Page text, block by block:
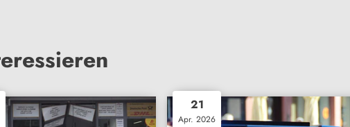
21
Apr. 2026